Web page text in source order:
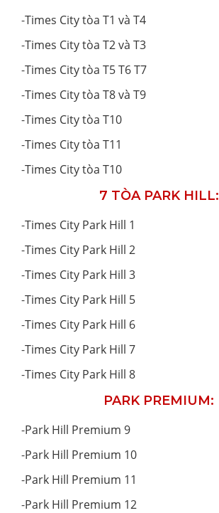
-Times City tòa T1 và T4
-Times City tòa T2 và T3
-Times City tòa T5 T6 T7
-Times City tòa T8 và T9
-Times City tòa T10
-Times City tòa T11
-Times City tòa T10
7 TÒA PARK HILL:
-Times City Park Hill 1
-Times City Park Hill 2
-Times City Park Hill 3
-Times City Park Hill 5
-Times City Park Hill 6
-Times City Park Hill 7
-Times City Park Hill 8
PARK PREMIUM:
-Park Hill Premium 9
-Park Hill Premium 10
-Park Hill Premium 11
-Park Hill Premium 12